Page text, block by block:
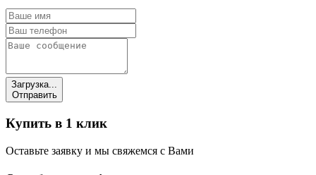
Загрузка...
Отправить
Купить в 1 клик
Оставьте заявку и мы свяжемся с Вами